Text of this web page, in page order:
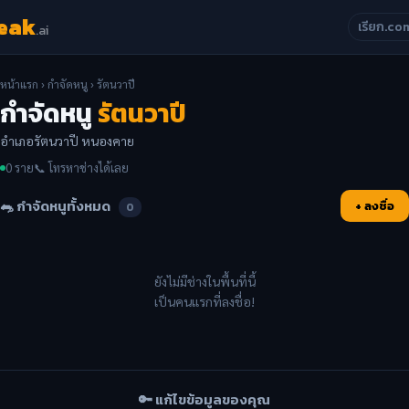
.ai เรียก
หน้าแรก ›กำจัดหนู› รัตนวาปี
กำจัดหนูรัตนวาปี
อำเภอรัตนวาปี หนองคาย
0 ราย📞 โทรหาช่างได้เลย
🐀 กำจัดหนูทั้งหมด 0 + ลงชื่อ
ยังไม่มีช่างในพื้นที่นี้
เป็นคนแรกที่ลงชื่อ!
🔑 แก้ไขข้อมูลของคุณ